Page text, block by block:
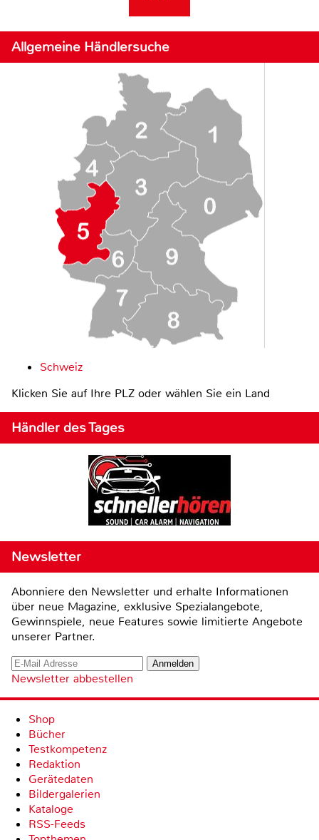
Allgemeine Händlersuche
Schweiz
Klicken Sie auf Ihre PLZ oder wählen Sie ein Land
Händler des Tages
Newsletter
Abonniere den Newsletter und erhalte Informationen
über neue Magazine, exklusive Spezialangebote,
Gewinnspiele, neue Features sowie limitierte Angebote
unserer Partner.
Newsletter abbestellen
Shop
Bücher
Testkompetenz
Redaktion
Gerätedaten
Bildergalerien
Kataloge
RSS-Feeds